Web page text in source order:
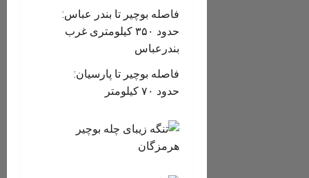
فاصله بوچیر تا بندر عباس:
حدود ۳۵۰ کیلومتری غرب
بندرعباس
فاصله بوچیر تا پارسیان:
حدود ۷۰ کیلومتر